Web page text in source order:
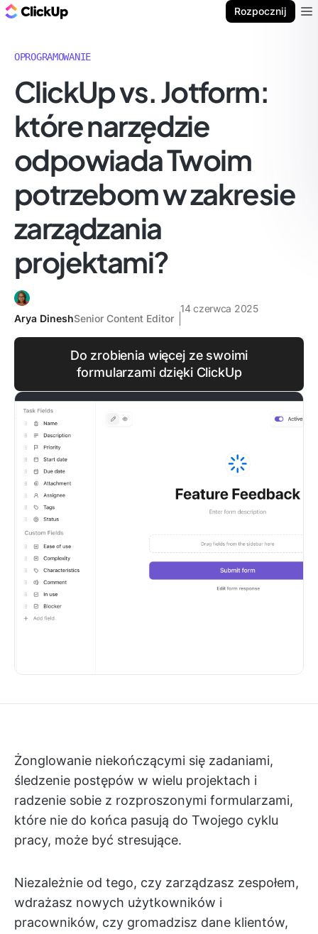
Rozpocznij
OPROGRAMOWANIE
ClickUp vs. Jotform:
które narzędzie
odpowiada Twoim
potrzebom w zakresie
zarządzania
projektami?
Arya DineshSenior Content Editor
14 czerwca 2025
Do zrobienia więcej ze swoimi
formularzami dzięki ClickUp
Żonglowanie niekończącymi się zadaniami,
śledzenie postępów w wielu projektach i
radzenie sobie z rozproszonymi formularzami,
które nie do końca pasują do Twojego cyklu
pracy, może być stresujące.
Niezależnie od tego, czy zarządzasz zespołem,
wdrażasz nowych użytkowników i
pracowników, czy gromadzisz dane klientów,